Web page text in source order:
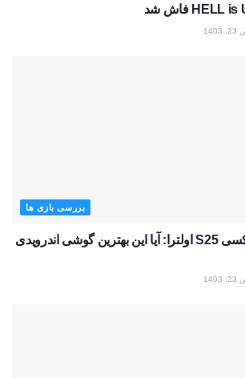
بررسی بازی ها
تکفارس؛ بررسی گلکسی S25 اولترا: آیا این بهترین گوشی اندرویدی